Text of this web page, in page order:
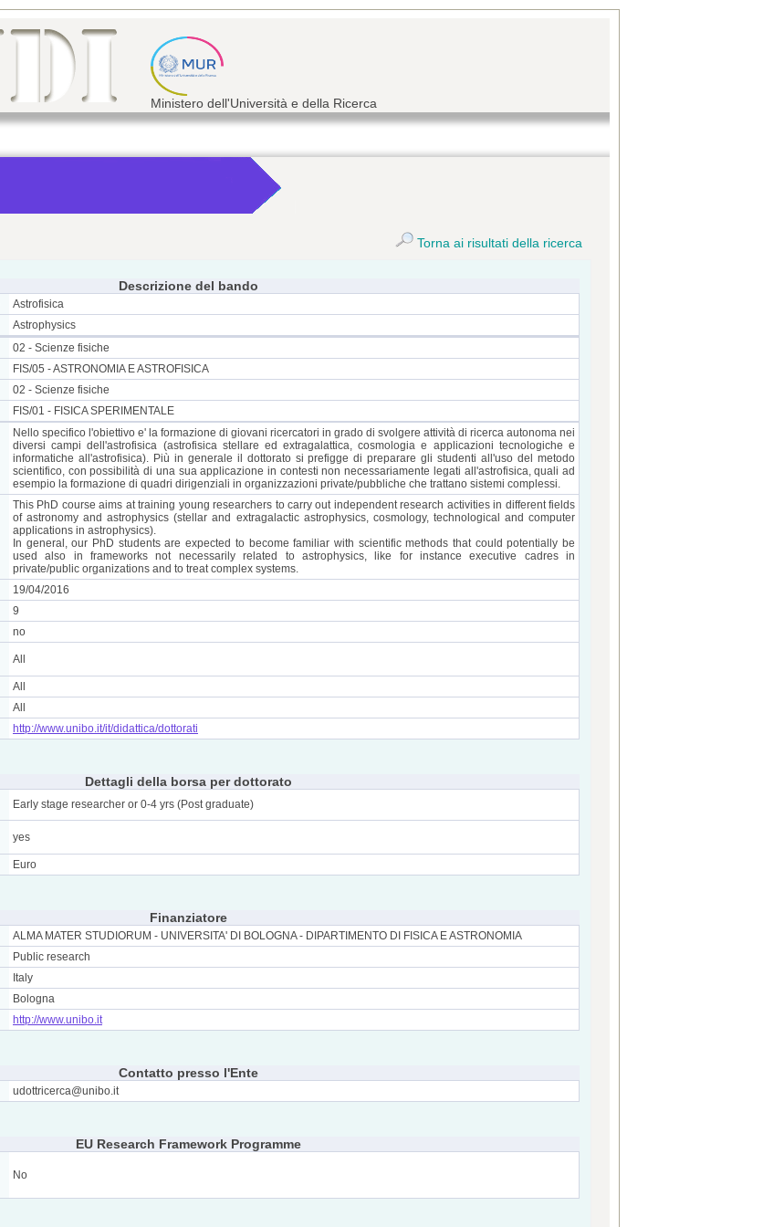
Ministero dell'Università e della Ricerca
Torna ai risultati della ricerca
Descrizione del bando
Astrofisica
Astrophysics
02 - Scienze fisiche
FIS/05 - ASTRONOMIA E ASTROFISICA
02 - Scienze fisiche
FIS/01 - FISICA SPERIMENTALE
Nello specifico l'obiettivo e' la formazione di giovani ricercatori in grado di svolgere attività di ricerca autonoma nei
diversi campi dell'astrofisica (astrofisica stellare ed extragalattica, cosmologia e applicazioni tecnologiche e
informatiche all'astrofisica). Più in generale il dottorato si prefigge di preparare gli studenti all'uso del metodo
scientifico, con possibilità di una sua applicazione in contesti non necessariamente legati all'astrofisica, quali ad
esempio la formazione di quadri dirigenziali in organizzazioni private/pubbliche che trattano sistemi complessi.
This PhD course aims at training young researchers to carry out independent research activities in different fields
of astronomy and astrophysics (stellar and extragalactic astrophysics, cosmology, technological and computer
applications in astrophysics).
In general, our PhD students are expected to become familiar with scientific methods that could potentially be
used also in frameworks not necessarily related to astrophysics, like for instance executive cadres in
private/public organizations and to treat complex systems.
19/04/2016
9
no
All
All
All
http://www.unibo.it/it/didattica/dottorati
Dettagli della borsa per dottorato
Early stage researcher or 0-4 yrs (Post graduate)
yes
Euro
Finanziatore
ALMA MATER STUDIORUM - UNIVERSITA' DI BOLOGNA - DIPARTIMENTO DI FISICA E ASTRONOMIA
Public research
Italy
Bologna
http://www.unibo.it
Contatto presso l'Ente
udottricerca@unibo.it
EU Research Framework Programme
No